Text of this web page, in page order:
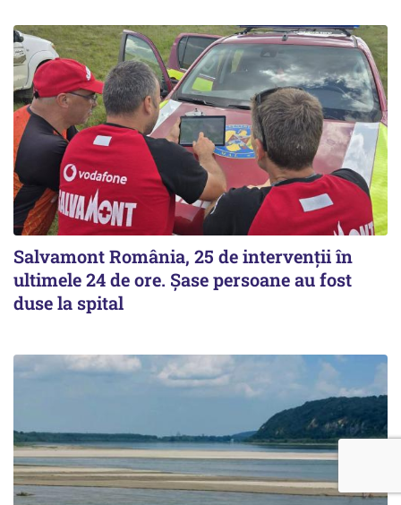
Salvamont România, 25 de intervenții în
ultimele 24 de ore. Șase persoane au fost
duse la spital